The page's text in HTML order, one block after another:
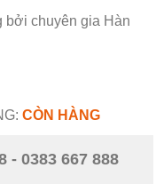
bởi chuyên gia Hàn
CÒN HÀNG
- 0383 667 888